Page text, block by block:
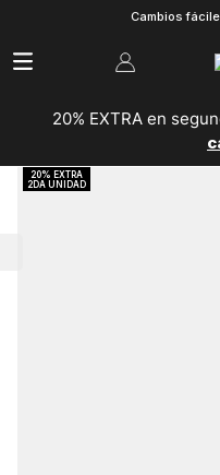
Cambios
20% EXTRA en